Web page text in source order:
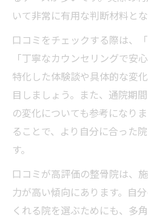
いて非常に有用な判断材料とな
口コミをチェックする際は、
「丁寧なカウンセリングで安
特化した体験談や具体的な変
目しましょう。また、通院期
の変化についても参考になり
ることで、より自分に合った
す。
口コミが高評価の整骨院は、
力が高い傾向にあります。自
くれる院を選ぶためにも、多